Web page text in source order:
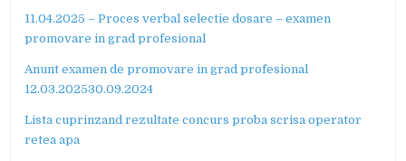
11.04.2025 – Proces verbal selectie dosare – examen
promovare in grad profesional
Anunt examen de promovare in grad profesional
12.03.202530.09.2024
Lista cuprinzand rezultate concurs proba scrisa operator
retea apa